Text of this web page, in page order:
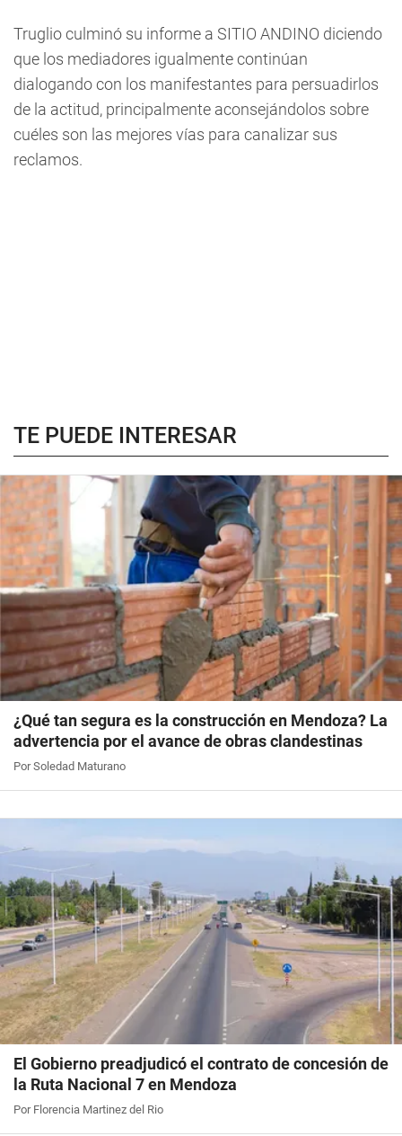
Truglio culminó su informe a SITIO ANDINO diciendo
que los mediadores igualmente continúan
dialogando con los manifestantes para persuadirlos
de la actitud, principalmente aconsejándolos sobre
cuéles son las mejores vías para canalizar sus
reclamos.
TE PUEDE INTERESAR
¿Qué tan segura es la construcción en Mendoza? La
advertencia por el avance de obras clandestinas
Por Soledad Maturano
El Gobierno preadjudicó el contrato de concesión de
la Ruta Nacional 7 en Mendoza
Por Florencia Martinez del Rio